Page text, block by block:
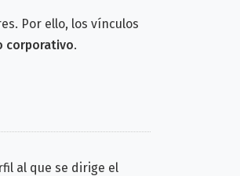
Por ello, los vínculos
corporativo.
al que se dirige el